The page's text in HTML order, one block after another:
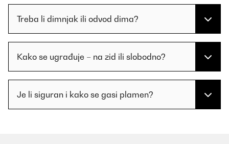
Treba li dimnjak ili odvod dima?
Kako se ugrađuje – na zid ili slobodno?
Je li siguran i kako se gasi plamen?